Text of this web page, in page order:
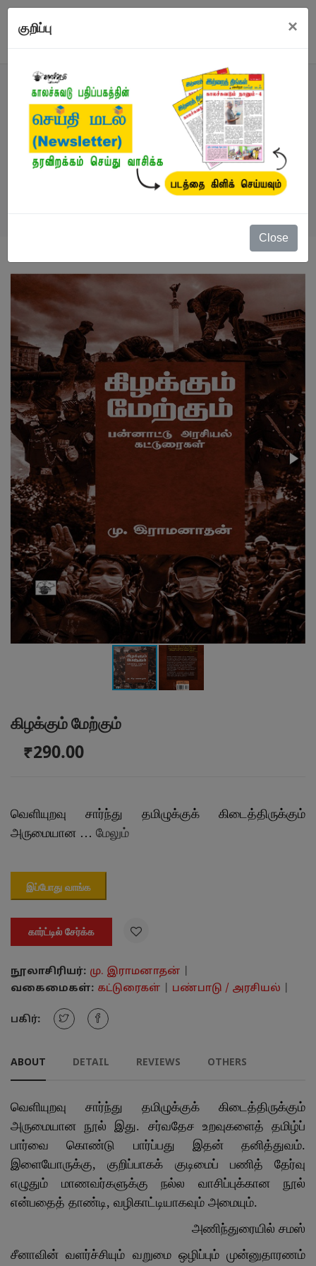
குறிப்பு ×
Close
நூல்கள் / கட்டுரைகள் கிழக்கும் மேற்கும்
கிழக்கும் மேற்கும்
₹290.00
வெளியுறவு சார்ந்து தமிழுக்குக் கிடைத்திருக்கும்
அருமையான … மேலும்
இப்போது வாங்க
கார்ட்டில் சேர்க்க 
நூலாசிரியர்: மு. இராமனாதன்
வகைமைகள்: கட்டுரைகள் பண்பாடு / அரசியல்
பகிர்:
ABOUT DETAIL REVIEWS OTHERS
வெளியுறவு சார்ந்து தமிழுக்குக் கிடைத்திருக்கும்
அருமையான நூல் இது. சர்வதேச உறவுகளைத் தமிழ்ப்
பார்வை கொண்டு பார்ப்பது இதன் தனித்துவம்.
இளையோருக்கு, குறிப்பாகக் குடிமைப் பணித் தேர்வு
எழுதும் மாணவர்களுக்கு நல்ல வாசிப்புக்கான நூல்
என்பதைத் தாண்டி, வழிகாட்டியாகவும் அமையும்.
அணிந்துரையில் சமஸ்
சீனாவின் வளர்ச்சியும் வறுமை ஒழிப்பும் முன்னுதாரணம்